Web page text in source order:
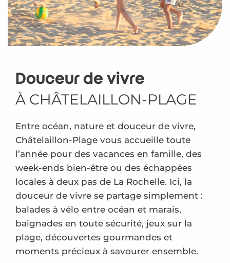
Douceur de vivre
À CHÂTELAILLON-PLAGE
Entre océan, nature et douceur de vivre,
Châtelaillon-Plage vous accueille toute
l’année pour des vacances en famille, des
week-ends bien-être ou des échappées
locales à deux pas de La Rochelle. Ici, la
douceur de vivre se partage simplement :
balades à vélo entre océan et marais,
baignades en toute sécurité, jeux sur la
plage, découvertes gourmandes et
moments précieux à savourer ensemble.